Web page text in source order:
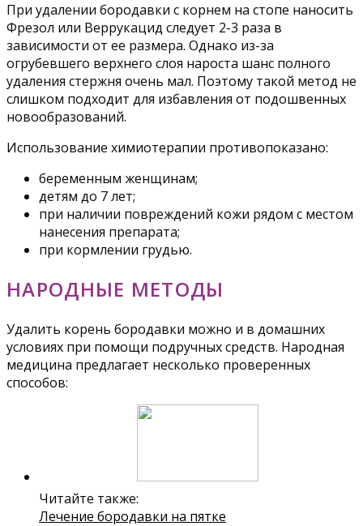
При удалении бородавки с корнем на стопе наносить
Фрезол или Веррукацид следует 2-3 раза в
зависимости от ее размера. Однако из-за
огрубевшего верхнего слоя нароста шанс полного
удаления стержня очень мал. Поэтому такой метод не
слишком подходит для избавления от подошвенных
новообразований.
Использование химиотерапии противопоказано:
беременным женщинам;
детям до 7 лет;
при наличии повреждений кожи рядом с местом
нанесения препарата;
при кормлении грудью.
НАРОДНЫЕ МЕТОДЫ
Удалить корень бородавки можно и в домашних
условиях при помощи подручных средств. Народная
медицина предлагает несколько проверенных
способов:
Читайте также:
Лечение бородавки на пятке